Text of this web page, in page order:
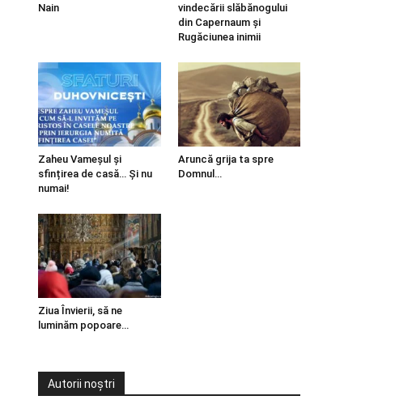
Nain
vindecării slăbănogului
din Capernaum și
Rugăciunea inimii
Zaheu Vameșul și
sfințirea de casă… Și nu
numai!
Aruncă grija ta spre
Domnul…
Ziua Învierii, să ne
luminăm popoare…
Autorii noștri